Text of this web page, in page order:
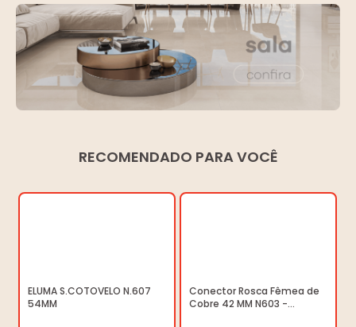
RECOMENDADO PARA VOCÊ
ELUMA S.COTOVELO N.607
54MM
Conector Rosca Fêmea de
Cobre 42 MM N603 -